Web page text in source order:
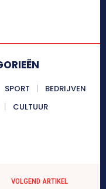
SPORT
BEDRIJVEN
CULTUUR
VOLGEND ARTIKEL